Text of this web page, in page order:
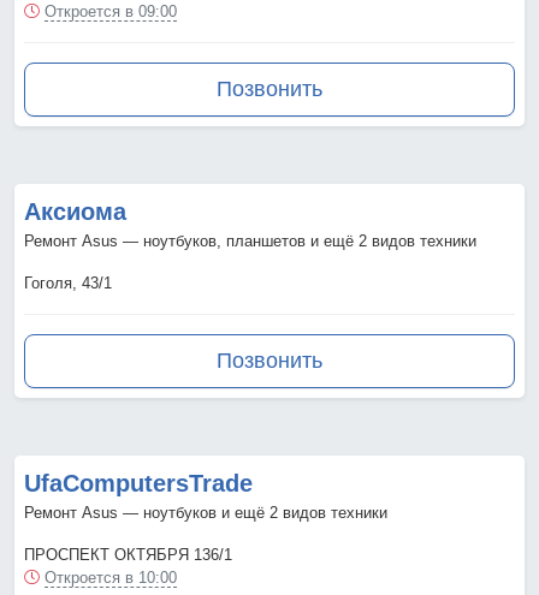
Откроется в 09:00
Позвонить
Аксиома
Ремонт Asus — ноутбуков, планшетов и ещё 2 видов техники
Гоголя, 43/1
Позвонить
UfaComputersTrade
Ремонт Asus — ноутбуков и ещё 2 видов техники
ПРОСПЕКТ ОКТЯБРЯ 136/1
Откроется в 10:00